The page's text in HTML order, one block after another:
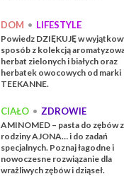
DOM • LIFESTYLE
Powiedz DZIĘKUJĘ w
sposób z kolekcją
herbat zielonych i białych oraz
herbatek owocowych od marki
TEEKANNE.
CIAŁO • ZDROWIE
AMINOMED – pasta do zębów z
rodziny AJONA… i do zadań
specjalnych. Poznaj łagodne i
nowoczesne rozwiązanie dla
wrażliwych zębów i dziąseł.